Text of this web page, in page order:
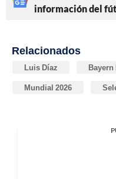
información del
Relacionados
Luis Díaz
Mundial 2026